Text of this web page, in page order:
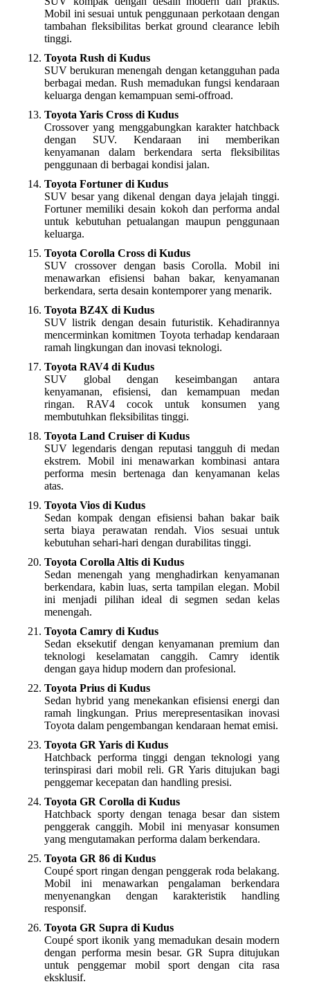
Mobil ini sesuai untuk penggunaan perkotaan dengan
tambahan fleksibilitas berkat ground clearance lebih
tinggi.
Toyota Rush di Kudus
SUV berukuran menengah dengan ketangguhan pada
berbagai medan. Rush memadukan fungsi kendaraan
keluarga dengan kemampuan semi-offroad.
Toyota Yaris Cross di Kudus
Crossover yang menggabungkan karakter hatchback
dengan SUV. Kendaraan ini memberikan
kenyamanan dalam berkendara serta fleksibilitas
penggunaan di berbagai kondisi jalan.
Toyota Fortuner di Kudus
SUV besar yang dikenal dengan daya jelajah tinggi.
Fortuner memiliki desain kokoh dan performa andal
untuk kebutuhan petualangan maupun penggunaan
keluarga.
Toyota Corolla Cross di Kudus
SUV crossover dengan basis Corolla. Mobil ini
menawarkan efisiensi bahan bakar, kenyamanan
berkendara, serta desain kontemporer yang menarik.
Toyota BZ4X di Kudus
SUV listrik dengan desain futuristik. Kehadirannya
mencerminkan komitmen Toyota terhadap kendaraan
ramah lingkungan dan inovasi teknologi.
Toyota RAV4 di Kudus
SUV global dengan keseimbangan antara
kenyamanan, efisiensi, dan kemampuan medan
ringan. RAV4 cocok untuk konsumen yang
membutuhkan fleksibilitas tinggi.
Toyota Land Cruiser di Kudus
SUV legendaris dengan reputasi tangguh di medan
ekstrem. Mobil ini menawarkan kombinasi antara
performa mesin bertenaga dan kenyamanan kelas
atas.
Toyota Vios di Kudus
Sedan kompak dengan efisiensi bahan bakar baik
serta biaya perawatan rendah. Vios sesuai untuk
kebutuhan sehari-hari dengan durabilitas tinggi.
Toyota Corolla Altis di Kudus
Sedan menengah yang menghadirkan kenyamanan
berkendara, kabin luas, serta tampilan elegan. Mobil
ini menjadi pilihan ideal di segmen sedan kelas
menengah.
Toyota Camry di Kudus
Sedan eksekutif dengan kenyamanan premium dan
teknologi keselamatan canggih. Camry identik
dengan gaya hidup modern dan profesional.
Toyota Prius di Kudus
Sedan hybrid yang menekankan efisiensi energi dan
ramah lingkungan. Prius merepresentasikan inovasi
Toyota dalam pengembangan kendaraan hemat emisi.
Toyota GR Yaris di Kudus
Hatchback performa tinggi dengan teknologi yang
terinspirasi dari mobil reli. GR Yaris ditujukan bagi
penggemar kecepatan dan handling presisi.
Toyota GR Corolla di Kudus
Hatchback sporty dengan tenaga besar dan sistem
penggerak canggih. Mobil ini menyasar konsumen
yang mengutamakan performa dalam berkendara.
Toyota GR 86 di Kudus
Coupé sport ringan dengan penggerak roda belakang.
Mobil ini menawarkan pengalaman berkendara
menyenangkan dengan karakteristik handling
responsif.
Toyota GR Supra di Kudus
Coupé sport ikonik yang memadukan desain modern
dengan performa mesin besar. GR Supra ditujukan
untuk penggemar mobil sport dengan cita rasa
eksklusif.